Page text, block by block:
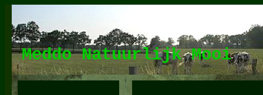
Meddo Natuurlijk Mooi